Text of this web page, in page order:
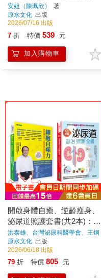
套書(共2本)
安姐（陳珮欣）
著
原水文化 出版
2026/07/16 出版
7 折 特價 539 元
加入購物車
開啟身體自癒、逆齡瘦身、
泌尿道照護套書(共2本)：自
噬力：開啟身體自癒、逆齡
與瘦身的科學飲食法+完全
詳解 泌尿道診治照護全書
洪泰雄、台灣泌尿科醫學會、王炯
珵著
原水文化 出版
2026/06/18 出版
79 折 特價 805 元